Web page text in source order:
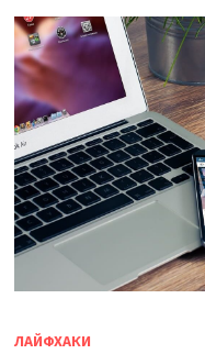
ЛАЙФХАКИ